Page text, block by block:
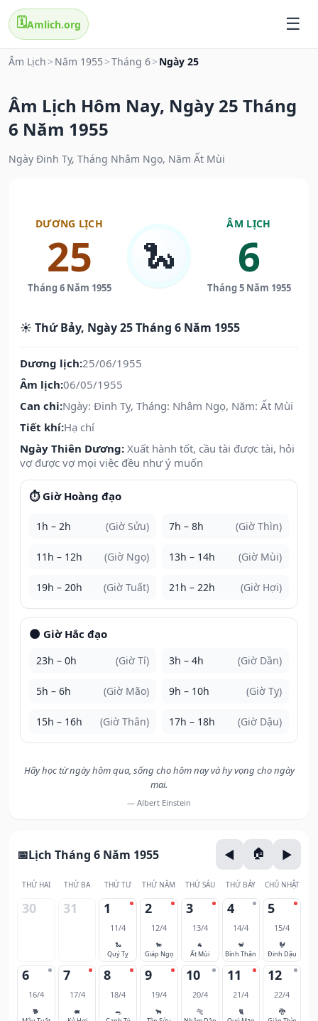
🗓️Amlich.org
Âm Lịch > Năm 1955 >Tháng 6> Ngày 25
Âm Lịch Hôm Nay, Ngày 25 Tháng
6 Năm 1955
Ngày Đinh Tỵ, Tháng Nhâm Ngọ, Năm Ất Mùi
DƯƠNG LỊCH
25
Tháng 6 Năm 1955
🐍
ÂM LỊCH
6
Tháng 5 Năm 1955
☀️ Thứ Bảy, Ngày 25 Tháng 6 Năm 1955
Dương lịch:25/06/1955
Âm lịch:06/05/1955
Can chi:Ngày: Đinh Tỵ, Tháng: Nhâm Ngọ, Năm: Ất Mùi
Tiết khí:Hạ chí
Ngày Thiên Dương: Xuất hành tốt, cầu tài được tài, hỏi
vợ được vợ mọi việc đều như ý muốn
⏱️ Giờ Hoàng đạo
1h – 2h (Giờ Sửu) 7h – 8h (Giờ Thìn)
11h – 12h (Giờ Ngọ) 13h – 14h (Giờ Mùi)
19h – 20h (Giờ Tuất) 21h – 22h (Giờ Hợi)
🌑 Giờ Hắc đạo
23h – 0h (Giờ Tí) 3h – 4h (Giờ Dần)
5h – 6h (Giờ Mão) 9h – 10h (Giờ Tỵ)
15h – 16h (Giờ Thân) 17h – 18h (Giờ Dậu)
Hãy học từ ngày hôm qua, sống cho hôm nay và hy vọng cho ngày
mai.
— Albert Einstein
Lịch Tháng 6 Năm 1955
THỨ HAI THỨ BA THỨ TƯ THỨ NĂM THỨ SÁU THỨ BẢY CHỦ NHẬT
30 31 1
11/4
🐍
Quý Tỵ
2
12/4
🐎
Giáp Ngọ
3
13/4
🐐
Ất Mùi
4
14/4
🐒
Bính Thân
5
15/4
🐓
Đinh Dậu
6
16/4
🐕
7
17/4
🐖
8
18/4
🐀
9
19/4
🐂
10
20/4
🐅
11
21/4
🐈
12
22/4
🐉